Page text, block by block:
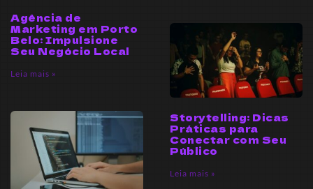
Agência de
Marketing em Porto
Belo: Impulsione
Seu Negócio Local
Leia mais »
Storytelling: Dicas
Práticas para
Conectar com Seu
Público
Leia mais »